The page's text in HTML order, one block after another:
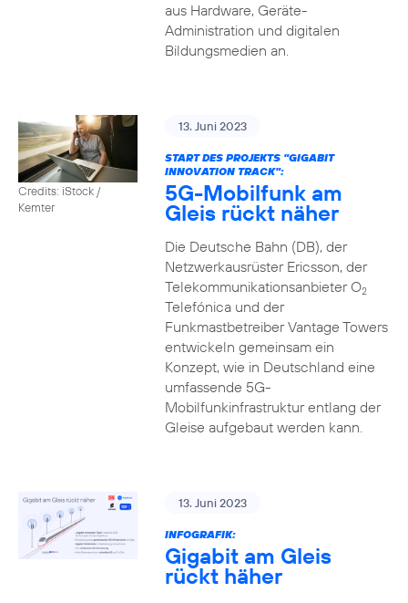
aus Hardware, Geräte-
Administration und digitalen
Bildungsmedien an.
Credits: iStock /
Kemter
13. Juni 2023
START DES PROJEKTS "GIGABIT
INNOVATION TRACK":
5G-Mobilfunk am
Gleis rückt näher
Die Deutsche Bahn (DB), der
Netzwerkausrüster Ericsson, der
Telekommunikationsanbieter O2
Telefónica und der
Funkmastbetreiber Vantage Towers
entwickeln gemeinsam ein
Konzept, wie in Deutschland eine
umfassende 5G-
Mobilfunkinfrastruktur entlang der
Gleise aufgebaut werden kann.
13. Juni 2023
INFOGRAFIK:
Gigabit am Gleis
rückt häher